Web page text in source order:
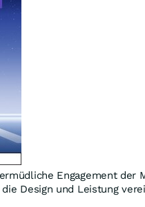
Engagement der
Design und Leistung